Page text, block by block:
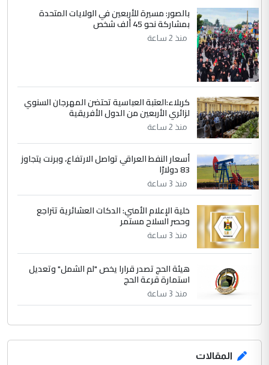
5 سردار
التعليق : واحد من عصابة علي ماما يسقط
جنسية الرافد الثالث للعراق ومن اصول عريقة
ابا فرات ...
الموضوع :الجواهري يرد على صدام حسين سل
مضجعيك يابن الزنا (نص كامل)
بالصور: مسيرة للأربعين في الولايات المتحدة
بمشاركة نحو 45 ألف شخص
منذ 2 ساعة
كربلاء:العتبة العباسية تحتضن المهرجان السنوي
لزائري الأربعين من الدول الأفريقية
منذ 2 ساعة
أسعار النفط العراقي تواصل الارتفاع، وبرنت يتجاوز
83 دولارًا
منذ 3 ساعة
خلية الإعلام الأمني: الدكات العشائرية تتراجع
وحصر السلاح مستمر
منذ 3 ساعة
هيئة الحج تصدر قرارا يخص "لم الشمل" وتعديل
استمارة قرعة الحج
منذ 3 ساعة
المقالات